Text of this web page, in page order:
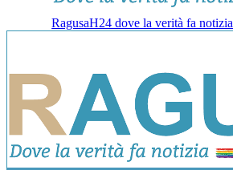
RagusaH24 dove la verità fa notizia